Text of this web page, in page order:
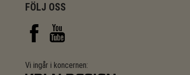
FÖLJ OSS
Vi ingår i koncernen: